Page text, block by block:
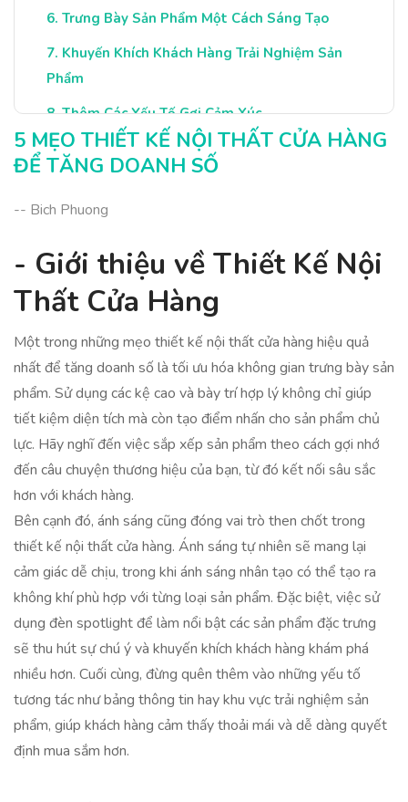
Trưng Bày Sản Phẩm Một Cách Sáng Tạo
Khuyến Khích Khách Hàng Trải Nghiệm Sản
Phẩm
Thêm Các Yếu Tố Gợi Cảm Xúc
Kết Luận: Thiết Kế Để Tăng Doanh Số
5 MẸO THIẾT KẾ NỘI THẤT CỬA HÀNG
ĐỂ TĂNG DOANH SỐ
-- Bich Phuong
- Giới thiệu về Thiết Kế Nội
Thất Cửa Hàng
Một trong những mẹo thiết kế nội thất cửa hàng hiệu quả
nhất để tăng doanh số là tối ưu hóa không gian trưng bày sản
phẩm. Sử dụng các kệ cao và bày trí hợp lý không chỉ giúp
tiết kiệm diện tích mà còn tạo điểm nhấn cho sản phẩm chủ
lực. Hãy nghĩ đến việc sắp xếp sản phẩm theo cách gợi nhớ
đến câu chuyện thương hiệu của bạn, từ đó kết nối sâu sắc
hơn với khách hàng.
Bên cạnh đó, ánh sáng cũng đóng vai trò then chốt trong
thiết kế nội thất cửa hàng. Ánh sáng tự nhiên sẽ mang lại
cảm giác dễ chịu, trong khi ánh sáng nhân tạo có thể tạo ra
không khí phù hợp với từng loại sản phẩm. Đặc biệt, việc sử
dụng đèn spotlight để làm nổi bật các sản phẩm đặc trưng
sẽ thu hút sự chú ý và khuyến khích khách hàng khám phá
nhiều hơn. Cuối cùng, đừng quên thêm vào những yếu tố
tương tác như bảng thông tin hay khu vực trải nghiệm sản
phẩm, giúp khách hàng cảm thấy thoải mái và dễ dàng quyết
định mua sắm hơn.